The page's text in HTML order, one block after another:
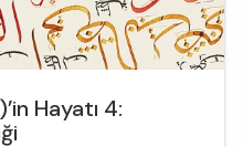
Hayatı 4: